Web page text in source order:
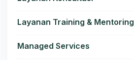
Layanan Training & Mentoring
Managed Services